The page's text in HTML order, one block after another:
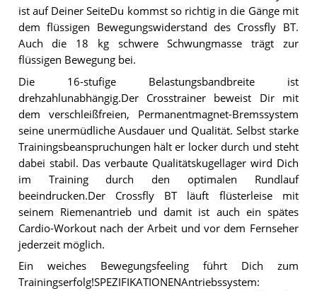
ist auf Deiner SeiteDu kommst so richtig in die Gänge mit
dem flüssigen Bewegungswiderstand des Crossfly BT.
Auch die 18 kg schwere Schwungmasse trägt zur
flüssigen Bewegung bei.
Die 16-stufige Belastungsbandbreite ist
drehzahlunabhängig.Der Crosstrainer beweist Dir mit
dem verschleißfreien, Permanentmagnet-Bremssystem
seine unermüdliche Ausdauer und Qualität. Selbst starke
Trainingsbeanspruchungen hält er locker durch und steht
dabei stabil. Das verbaute Qualitätskugellager wird Dich
im Training durch den optimalen Rundlauf
beeindrucken.Der Crossfly BT läuft flüsterleise mit
seinem Riemenantrieb und damit ist auch ein spätes
Cardio-Workout nach der Arbeit und vor dem Fernseher
jederzeit möglich.
Ein weiches Bewegungsfeeling führt Dich zum
Trainingserfolg!SPEZIFIKATIONENAntriebssystem: